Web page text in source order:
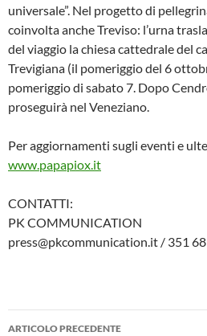
universale”. Nel progetto di
coinvolta anche Treviso: l’urna
del viaggio la chiesa cattedrale del
Trevigiana (il pomeriggio del 6
pomeriggio di sabato 7. Dopo
proseguirà nel Veneziano.
Per aggiornamenti sugli eventi e
www.papapiox.it
CONTATTI:
PK COMMUNICATION
press@pkcommunication.it / 351
Navigazione
ARTICOLO PRECEDENTE